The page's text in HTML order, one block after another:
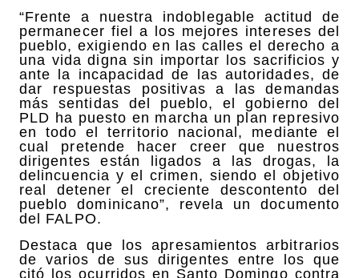
“Frente a nuestra indoblegable actitud de
permanecer fiel a los mejores intereses del
pueblo, exigiendo en las calles el derecho a
una vida digna sin importar los sacrificios y
ante la incapacidad de las autoridades, de
dar respuestas positivas a las demandas
más sentidas del pueblo, el gobierno del
PLD ha puesto en marcha un plan represivo
en todo el territorio nacional, mediante el
cual pretende hacer creer que nuestros
dirigentes están ligados a las drogas, la
delincuencia y el crimen, siendo el objetivo
real detener el creciente descontento del
pueblo dominicano”, revela un documento
del FALPO.
Destaca que los apresamientos arbitrarios
de varios de sus dirigentes entre los que
citó los ocurridos en Santo Domingo contra